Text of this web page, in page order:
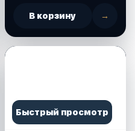
В корзину →
Быстрый просмотр